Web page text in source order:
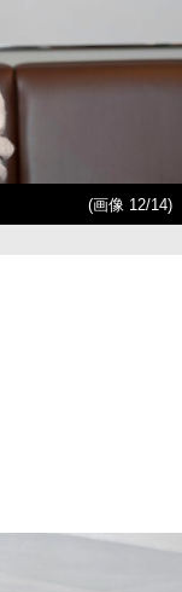
(画像 12/14)